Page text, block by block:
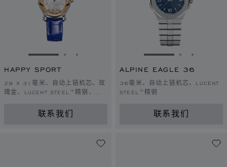
转到幻灯片 1转到幻灯片 2
转到幻灯片 3
HAPPY SPORT
29 X 31毫米、自动上链机芯、玫
瑰金、LUCENT STEEL™精钢、钻
联系我们
转到幻灯片 1转到幻灯
转到幻
ALPINE EAGLE 36
36毫米、自动上链机芯、LUCENT
STEEL™精钢
联系我们